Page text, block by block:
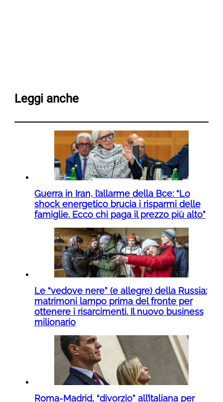
Leggi anche
Guerra in Iran, l’allarme della Bce: “Lo
shock energetico brucia i risparmi delle
famiglie. Ecco chi paga il prezzo più alto”
Le “vedove nere” (e allegre) della Russia:
matrimoni lampo prima del fronte per
ottenere i risarcimenti. Il nuovo business
milionario
Roma-Madrid, “divorzio” all’italiana per